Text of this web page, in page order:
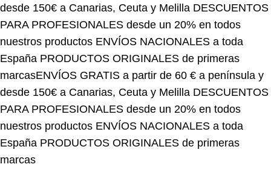
PARA PROFESIONALES desde un 20% en todos
nuestros productosENVÍOS NACIONALES a toda
EspañaPRODUCTOS ORIGINALES de primeras
marcasENVÍOS GRATIS a partir de 60 € a península y
desde 150€ a Canarias, Ceuta y Melilla DESCUENTOS
PARA PROFESIONALES desde un 20% en todos
nuestros productosENVÍOS NACIONALES a toda
EspañaPRODUCTOS ORIGINALES de primeras
marcas